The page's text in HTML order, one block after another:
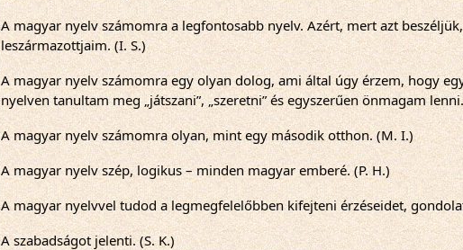
A magyar nyelv számomra a legfontosabb nyelv. Azért, mert azt
leszármazottjaim. (I. S.)
A magyar nyelv számomra egy olyan dolog, ami által úgy érzem, hogy
nyelven tanultam meg „játszani”, „szeretni” és egyszerűen önmagam
A magyar nyelv számomra olyan, mint egy második otthon. (M. I.)
A magyar nyelv szép, logikus – minden magyar emberé. (P. H.)
A magyar nyelvvel tudod a legmegfelelőbben kifejteni érzéseidet,
A szabadságot jelenti. (S. K.)